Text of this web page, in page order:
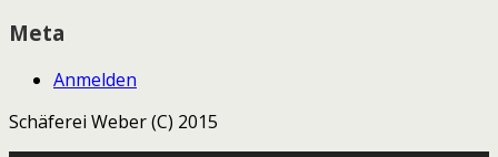
Meta
Anmelden
Schäferei Weber (C) 2015